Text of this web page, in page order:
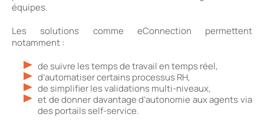
équipes.
Les solutions comme eConnection permettent
notamment :
de suivre les temps de travail en temps réel,
d’automatiser certains processus RH,
de simplifier les validations multi-niveaux,
et de donner davantage d’autonomie aux agents via
des portails self-service.